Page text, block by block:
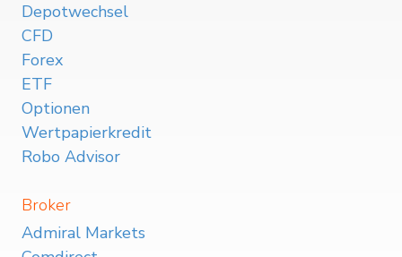
Depotwechsel
CFD
Forex
ETF
Optionen
Wertpapierkredit
Robo Advisor
Broker
Admiral Markets